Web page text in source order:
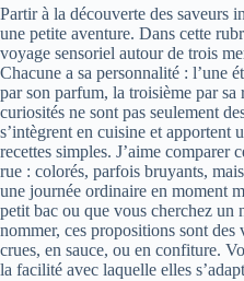
Partir à la découverte des saveurs
une petite aventure. Dans cette
voyage sensoriel autour de trois
Chacune a sa personnalité : l’une
par son parfum, la troisième par sa
curiosités ne sont pas seulement
s’intègrent en cuisine et apportent
recettes simples. J’aime comparer
rue : colorés, parfois bruyants,
une journée ordinaire en moment
petit bac ou que vous cherchez un
nommer, ces propositions sont des
crues, en sauce, ou en confiture.
la facilité avec laquelle elles